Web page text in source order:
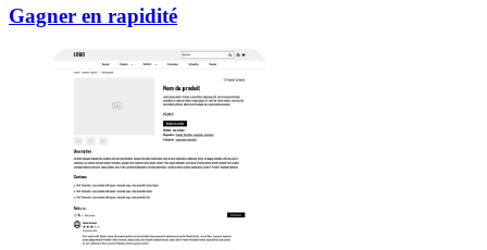
Gagner en rapidité